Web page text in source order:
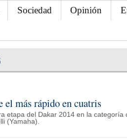
Sociedad Opinión
más rápido en cuatris
etapa del Dakar 2014 en la categoría
(Yamaha).